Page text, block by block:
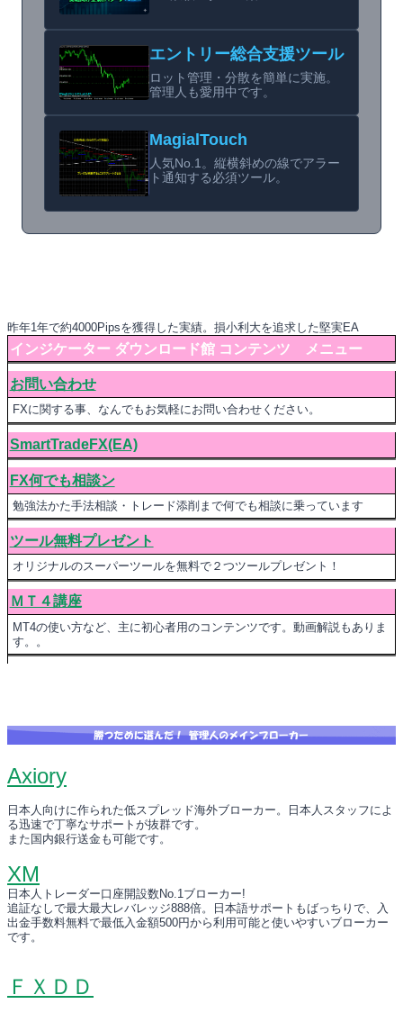
エントリー総合支援ツール
ロット管理・分散を簡単に実施。
管理人も愛用中です。
MagialTouch
人気No.1。縦横斜めの線でアラー
ト通知する必須ツール。
昨年1年で約4000Pipsを獲得した実績。損小利大を追求した堅実EA
インジケーター ダウンロード館 コンテンツ メニュー
お問い合わせ
FXに関する事、なんでもお気軽にお問い合わせください。
SmartTradeFX(EA)
FX何でも相談ン
勉強法かた手法相談・トレード添削まで何でも相談に乗っています
ツール無料プレゼント
オリジナルのスーパーツールを無料で２つツールプレゼント！
ＭＴ４講座
MT4の使い方など、主に初心者用のコンテンツです。動画解説もありま
す。。
Axiory
日本人向けに作られた低スプレッド海外ブローカー。日本人スタッフによ
る迅速で丁寧なサポートが抜群です。
また国内銀行送金も可能です。
XM
日本人トレーダー口座開設数No.1ブローカー!
追証なしで最大最大レバレッジ888倍。日本語サポートもばっちりで、入
出金手数料無料で最低入金額500円から利用可能と使いやすいブローカー
です。
ＦＸＤＤ